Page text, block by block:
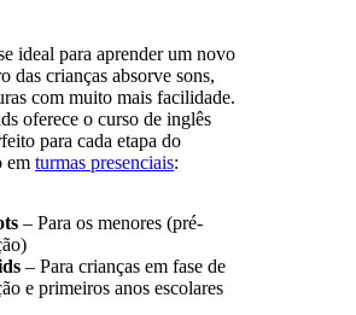
ideal para aprender um novo
das crianças absorve sons,
com muito mais facilidade.
oferece o curso de inglês
para cada etapa do
em turmas presenciais:
– Para os menores (pré-
– Para crianças em fase de
e primeiros anos escolares